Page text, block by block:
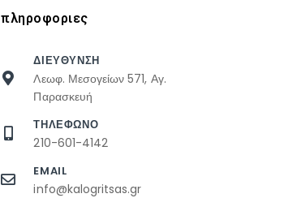
πληροφοριες
ΔΙΕΥΘΥΝΣΗ
Λεωφ. Μεσογείων 571, Αγ.
Παρασκευή
ΤΗΛΕΦΩΝΟ
210-601-4142
EMAIL
info@kalogritsas.gr